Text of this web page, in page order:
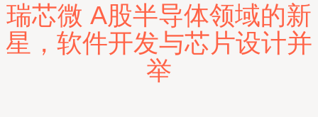
瑞芯微 A股半导体领域的新
星，软件开发与芯片设计并
举